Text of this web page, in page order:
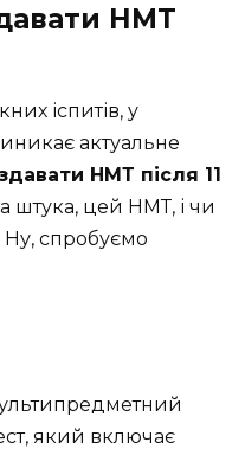
НМТ
іспитів, у
актуальне
НМТ після 11
штука, цей НМТ, і чи
Ну, спробуємо
який включає